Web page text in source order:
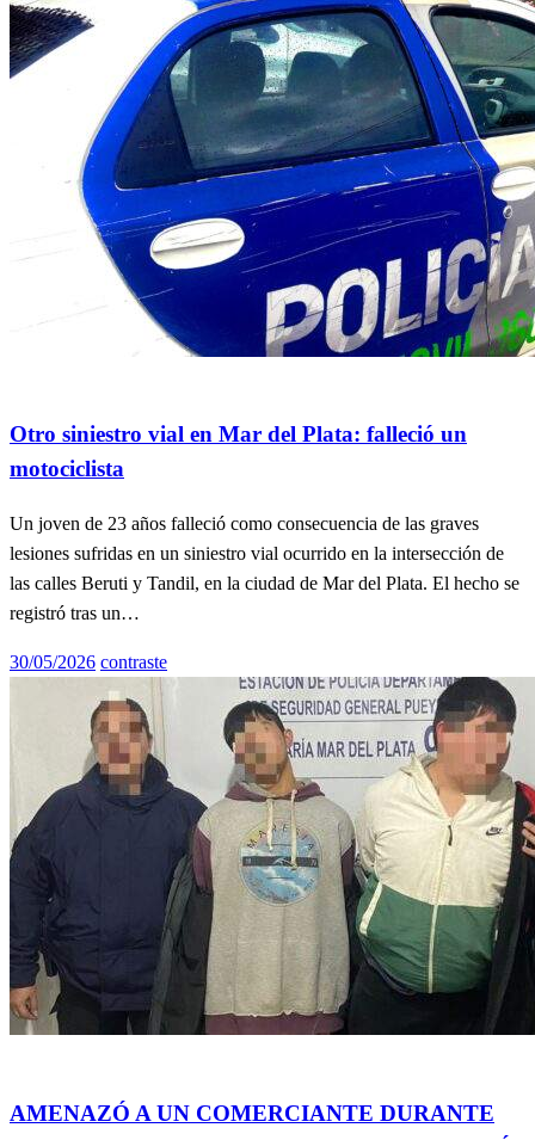
el
Otro siniestro vial en Mar del Plata: falleció un
motociclista
Un joven de 23 años falleció como consecuencia de las graves
lesiones sufridas en un siniestro vial ocurrido en la intersección de
las calles Beruti y Tandil, en la ciudad de Mar del Plata. El hecho se
registró tras un…
Publicado
30/05/2026 contraste
AMENAZÓ A UN COMERCIANTE DURANTE